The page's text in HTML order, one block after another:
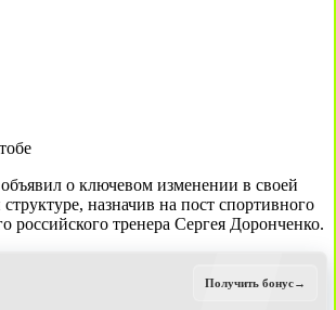
о ключевом изменении в своей
назначив на пост спортивного
российского тренера Сергея Доронченко.
Получить бонус→